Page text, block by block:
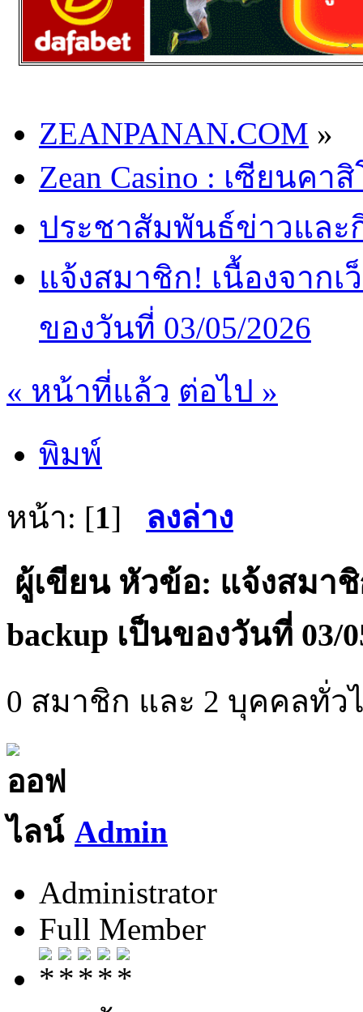
ZEANPANAN.COM »
Zean Casino : เซียนคา
ประชาสัมพันธ์ข่าวและ
แจ้งสมาชิก! เนื้องจากเ
ของวันที่ 03/05/2026
« หน้าที่แล้ว ต่อไป »
พิมพ์
หน้า: [1] ลงล่าง
ผู้เขียนหัวข้อ: แจ้งสมาชิ
backup เป็นของวันที่ 03/
0 สมาชิก และ 2 บุคคลทั่ว
Admin
Administrator
Full Member